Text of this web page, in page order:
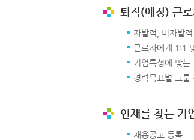
퇴직(예정) 근
자발적, 비자발
근로자에게 1:1
기업특성에 맞는
경력목표별 그룹
인재를 찾는 기
채용공고 등록